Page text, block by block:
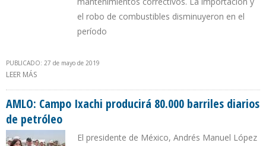
el robo de combustibles disminuyeron en el
período
PUBLICADO: 27 de mayo de 2019
LEER MÁS
AMLO: Campo Ixachi producirá 80.000 barriles diarios
de petróleo
El presidente de México, Andrés Manuel López